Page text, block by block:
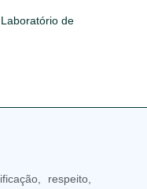
de
respeito,